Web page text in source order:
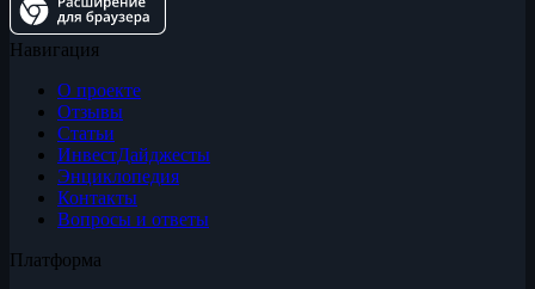
Навигация
О проекте
Отзывы
Статьи
ИнвестДайджесты
Энциклопедия
Контакты
Вопросы и ответы
Платформа